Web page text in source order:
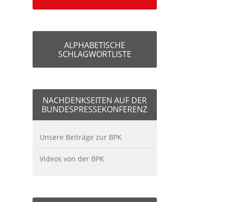
ALPHABETISCHE
SCHLAGWORTLISTE
NACHDENKSEITEN AUF DER
BUNDESPRESSEKONFERENZ
Unsere Beiträge zur BPK
Videos von der BPK